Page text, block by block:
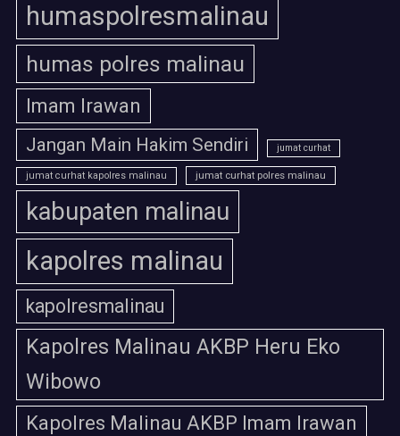
humaspolresmalinau
humas polres malinau
Imam Irawan
Jangan Main Hakim Sendiri jumat curhat
jumat curhat kapolres malinau jumat curhat polres malinau
kabupaten malinau
kapolres malinau
kapolresmalinau
Kapolres Malinau AKBP Heru Eko
Wibowo
Kapolres Malinau AKBP Imam Irawan